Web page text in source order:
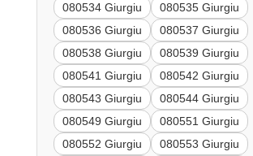
080534 Giurgiu
080535 Giurgiu
080536 Giurgiu
080537 Giurgiu
080538 Giurgiu
080539 Giurgiu
080541 Giurgiu
080542 Giurgiu
080543 Giurgiu
080544 Giurgiu
080549 Giurgiu
080551 Giurgiu
080552 Giurgiu
080553 Giurgiu